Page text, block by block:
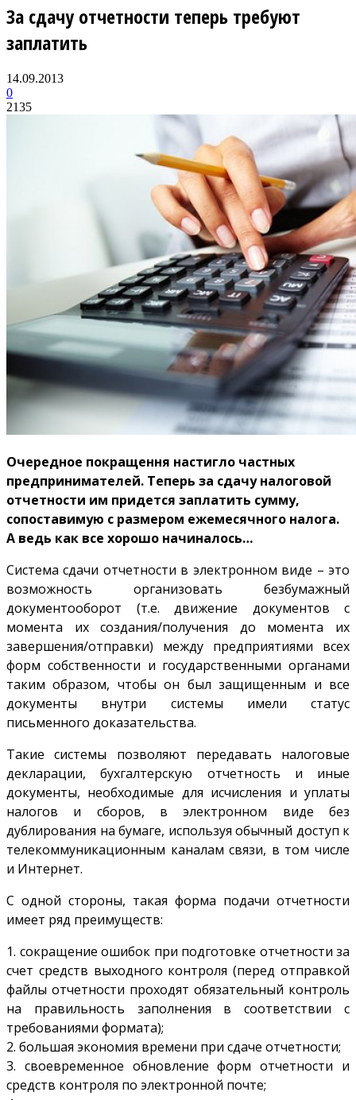
За сдачу отчетности теперь требуют
заплатить
14.09.2013
0
2135
Очередное покращення настигло частных
предпринимателей. Теперь за сдачу налоговой
отчетности им придется заплатить сумму,
сопоставимую с размером ежемесячного налога.
А ведь как все хорошо начиналось…
Система сдачи отчетности в электронном виде – это
возможность организовать безбумажный
документооборот (т.е. движение документов с
момента их создания/получения до момента их
завершения/отправки) между предприятиями всех
форм собственности и государственными органами
таким образом, чтобы он был защищенным и все
документы внутри системы имели статус
письменного доказательства.
Такие системы позволяют передавать налоговые
декларации, бухгалтерскую отчетность и иные
документы, необходимые для исчисления и уплаты
налогов и сборов, в электронном виде без
дублирования на бумаге, используя обычный доступ к
телекоммуникационным каналам связи, в том числе
и Интернет.
С одной стороны, такая форма подачи отчетности
имеет ряд преимуществ:
1. сокращение ошибок при подготовке отчетности за
счет средств выходного контроля (перед отправкой
файлы отчетности проходят обязательный контроль
на правильность заполнения в соответствии с
требованиями формата);
2. большая экономия времени при сдаче отчетности;
3. своевременное обновление форм отчетности и
средств контроля по электронной почте;